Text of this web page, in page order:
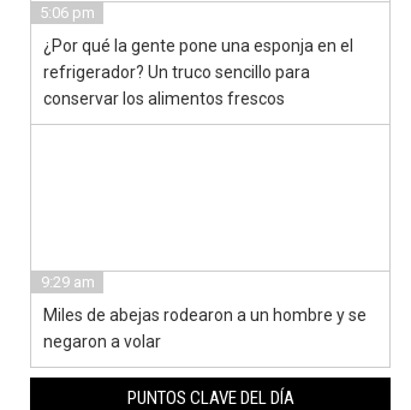
5:06 pm
¿Por qué la gente pone una esponja en el
refrigerador? Un truco sencillo para
conservar los alimentos frescos
9:29 am
Miles de abejas rodearon a un hombre y se
negaron a volar
PUNTOS CLAVE DEL DÍA